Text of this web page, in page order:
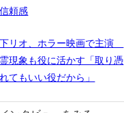
頼感
リオ、ホラー映画で主演
現象も役に活かす「取り憑
てもいい役だから」